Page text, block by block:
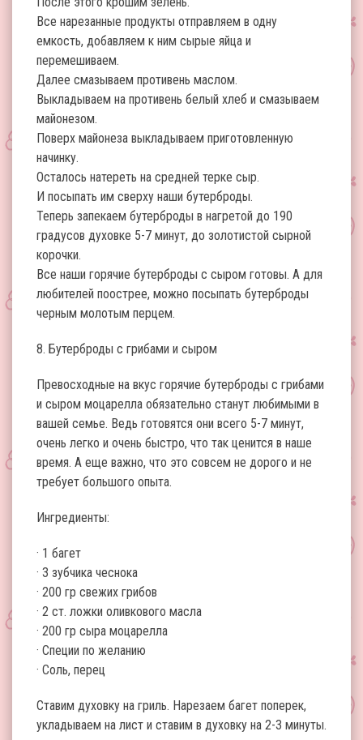
Все нарезанные продукты отправляем в одну
емкость, добавляем к ним сырые яйца и
перемешиваем.
Далее смазываем противень маслом.
Выкладываем на противень белый хлеб и смазываем
майонезом.
Поверх майонеза выкладываем приготовленную
начинку.
Осталось натереть на средней терке сыр.
И посыпать им сверху наши бутерброды.
Теперь запекаем бутерброды в нагретой до 190
градусов духовке 5-7 минут, до золотистой сырной
корочки.
Все наши горячие бутерброды с сыром готовы. А для
любителей поострее, можно посыпать бутерброды
черным молотым перцем.
8. Бутерброды с грибами и сыром
Превосходные на вкус горячие бутерброды с грибами
и сыром моцарелла обязательно станут любимыми в
вашей семье. Ведь готовятся они всего 5-7 минут,
очень легко и очень быстро, что так ценится в наше
время. А еще важно, что это совсем не дорого и не
требует большого опыта.
Ингредиенты:
· 1 багет
· 3 зубчика чеснока
· 200 гр свежих грибов
· 2 ст. ложки оливкового масла
· 200 гр сыра моцарелла
· Специи по желанию
· Соль, перец
Ставим духовку на гриль. Нарезаем багет поперек,
укладываем на лист и ставим в духовку на 2-3 минуты.